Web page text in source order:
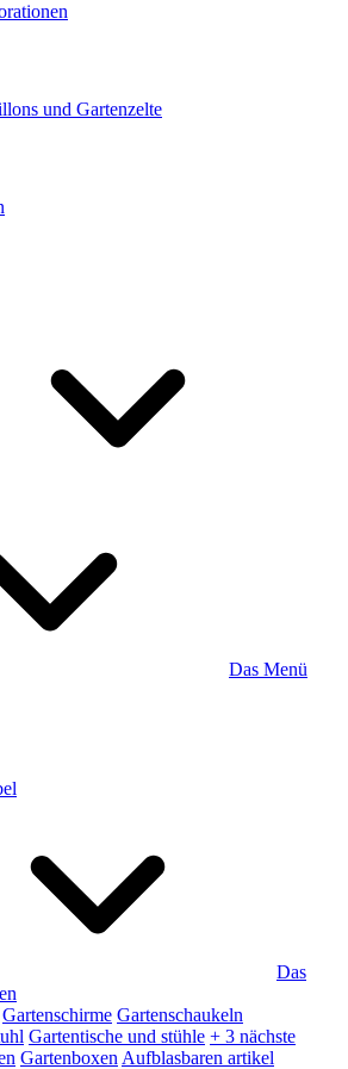
und Gartenzelte
Das Menü
Das
Gartenschirme Gartenschaukeln
Gartentische und stühle + 3 nächste
Gartenboxen Aufblasbaren artikel